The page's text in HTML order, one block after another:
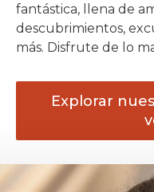
fantástica, llena de
descubrimientos,
más. Disfrute de lo
Explorar